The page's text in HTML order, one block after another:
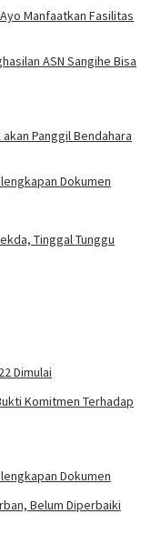
Manfaatkan Fasilitas
ASN Sangihe Bisa
Panggil Bendahara
Dokumen
Tinggal Tunggu
Dimulai
Komitmen Terhadap
Dokumen
Belum Diperbaiki